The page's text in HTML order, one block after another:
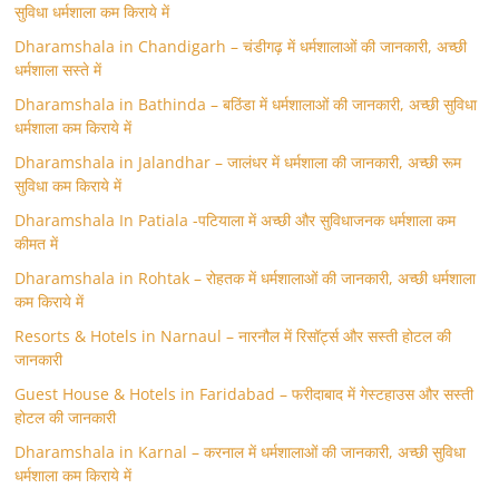
सुविधा धर्मशाला कम किराये में
Dharamshala in Chandigarh – चंडीगढ़ में धर्मशालाओं की जानकारी, अच्छी
धर्मशाला सस्ते में
Dharamshala in Bathinda – बठिंडा में धर्मशालाओं की जानकारी, अच्छी सुविधा
धर्मशाला कम किराये में
Dharamshala in Jalandhar – जालंधर में धर्मशाला की जानकारी, अच्छी रूम
सुविधा कम किराये में
Dharamshala In Patiala -पटियाला में अच्छी और सुविधाजनक धर्मशाला कम
कीमत में
Dharamshala in Rohtak – रोहतक में धर्मशालाओं की जानकारी, अच्छी धर्मशाला
कम किराये में
Resorts & Hotels in Narnaul – नारनौल में रिसॉर्ट्स और सस्ती होटल की
जानकारी
Guest House & Hotels in Faridabad – फरीदाबाद में गेस्टहाउस और सस्ती
होटल की जानकारी
Dharamshala in Karnal – करनाल में धर्मशालाओं की जानकारी, अच्छी सुविधा
धर्मशाला कम किराये में